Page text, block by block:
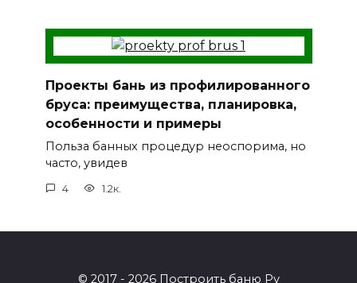
Проекты бань из профилированного
бруса: преимущества, планировка,
особенности и примеры
Польза банных процедур неоспорима, но
часто, увидев
4 1.2к.
© 2017 - 2026 Построить баню Ру